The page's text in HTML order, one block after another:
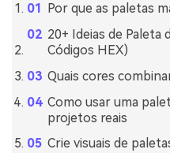
Por que as paletas
20+ Ideias de Paleta
Códigos HEX)
Quais cores
Como usar uma
projetos reais
Crie visuais de